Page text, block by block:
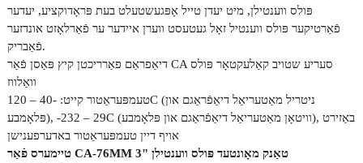
פּולס ווענטילן, מיט יעדן טייל אָפּגעשטעלט בעת פּראָדוקציע, יעדער
פֿאַרטיקער פּולס ווענטיל זאָל געטעסט ווערן איידער ער פֿאַרלאָזט אונדזער
פֿאַבריק.
דיאַפראַם פאַרריכטן קיץ פּאַסן פֿאַר CA סעריע שטויב קאַלעקטאָר פּולס
וואַלווז
טעמפּעראַטור קייט: -40 – 120C (ניטריל מאַטעריאַל דיאַפֿראַגם און
פּלאָמבע), -29 – 232C (וויטאָן מאַטעריאַל דיאַפֿראַגם און פּלאָמבע), באַזירט
אויף דיין טעמפּעראַטור באדערפענישן
טיימערס פֿאַר CA-76MM 3" טאַנק מאָונטעד פּולס ווענטילן